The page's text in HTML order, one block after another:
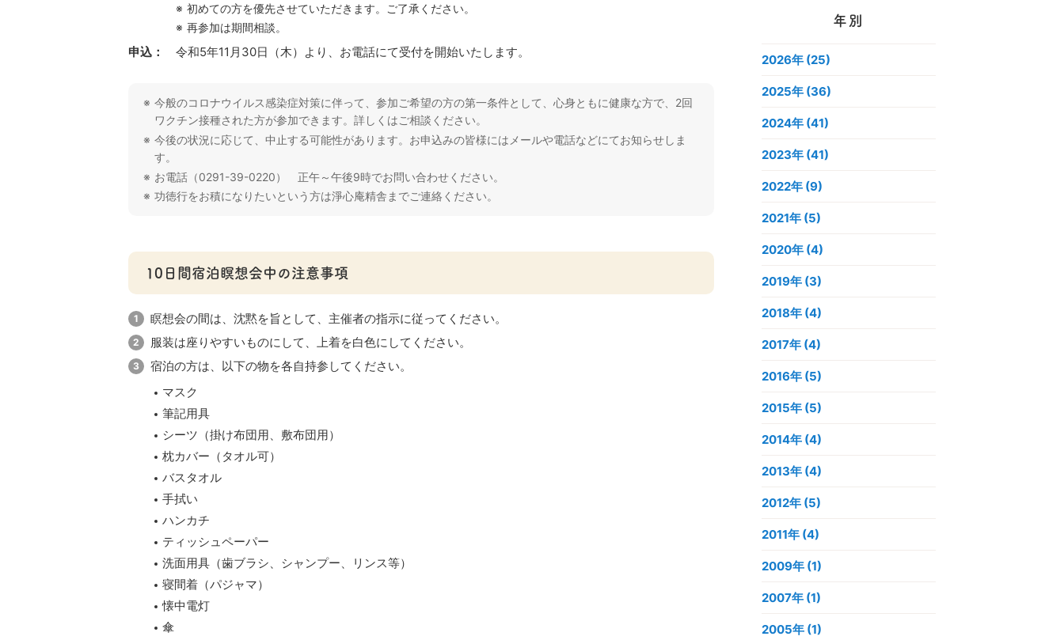
初めての方を優先させていただきます。ご了承ください。
再参加は期間相談。
申込： 令和5年11月30日（木）より、お電話にて受付を開始いたします。
今般のコロナウイルス感染症対策に伴って、参加ご希望の方の第一条件として、心身ともに健康な方で、2回
ワクチン接種された方が参加できます。詳しくはご相談ください。
今後の状況に応じて、中止する可能性があります。お申込みの皆様にはメールや電話などにてお知らせしま
す。
お電話（0291-39-0220） 正午～午後9時でお問い合わせください。
功徳行をお積になりたいという方は淨心庵精舎までご連絡ください。
10日間宿泊瞑想会中の注意事項
瞑想会の間は、沈黙を旨として、主催者の指示に従ってください。
服装は座りやすいものにして、上着を白色にしてください。
宿泊の方は、以下の物を各自持参してください。
マスク
筆記用具
シーツ（掛け布団用、敷布団用）
枕カバー（タオル可）
バスタオル
手拭い
ハンカチ
ティッシュペーパー
洗面用具（歯ブラシ、シャンプー、リンス等）
寝間着（パジャマ）
懐中電灯
傘
年別
2026年 (25)
2025年 (36)
2024年 (41)
2023年 (41)
2022年 (9)
2021年 (5)
2020年 (4)
2019年 (3)
2018年 (4)
2017年 (4)
2016年 (5)
2015年 (5)
2014年 (4)
2013年 (4)
2012年 (5)
2011年 (4)
2009年 (1)
2007年 (1)
2005年 (1)